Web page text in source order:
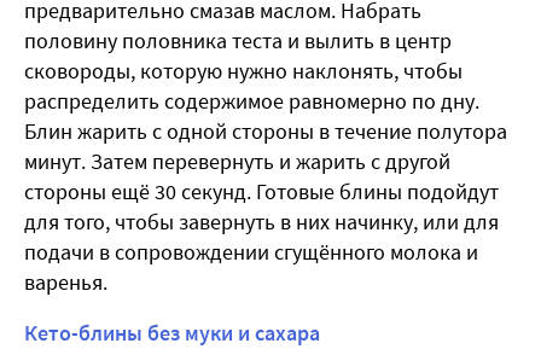
предварительно смазав маслом. Набрать
половину половника теста и вылить в центр
сковороды, которую нужно наклонять, чтобы
распределить содержимое равномерно по дну.
Блин жарить с одной стороны в течение полутора
минут. Затем перевернуть и жарить с другой
стороны ещё 30 секунд. Готовые блины подойдут
для того, чтобы завернуть в них начинку, или для
подачи в сопровождении сгущённого молока и
варенья.
Кето-блины без муки и сахара